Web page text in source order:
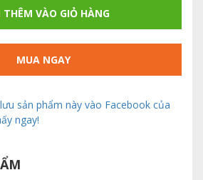
VÀO GIỎ HÀNG
MUA NGAY
sản phẩm này vào Facebook của
ngay!